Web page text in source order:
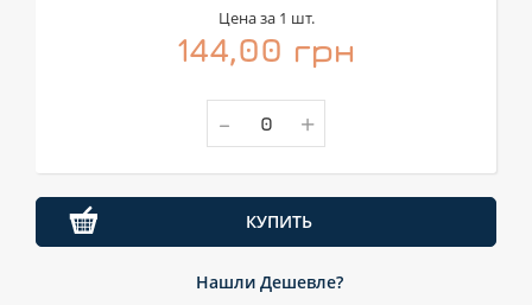
Цена за 1 шт.
144,00 грн
- +
КУПИТЬ
Нашли Дешевле?